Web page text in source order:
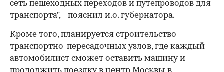
сеть пешеходных переходов и путепроводов для
транспорта", - пояснил и.о. губернатора.
Кроме того, планируется строительство
транспортно-пересадочных узлов, где каждый
автомобилист сможет оставить машину и
продолжить поездку в центр Москвы в